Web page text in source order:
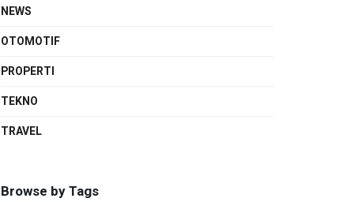
NEWS
OTOMOTIF
PROPERTI
TEKNO
TRAVEL
Browse by Tags